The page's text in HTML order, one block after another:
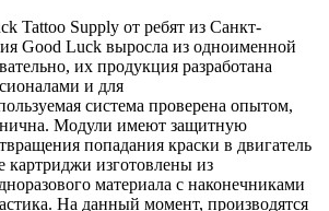
Tattoo Supply от ребят из Санкт-
Good Luck выросла из одноименной
их продукция разработана
и для
система проверена опытом,
Модули имеют защитную
попадания краски в двигатель
изготовлены из
материала c наконечниками
На данный момент, производятся